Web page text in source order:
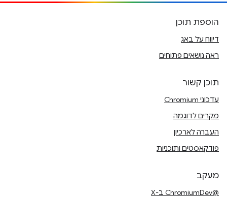
הוספת תוכן
דיווח על באג
ראה נושאים פתוחים
תוכן קשור
עדכוני Chromium
מקרים לדוגמה
העברה לארכיון
פודקאסטים ותוכניות
מעקב
@ChromiumDev ב-X